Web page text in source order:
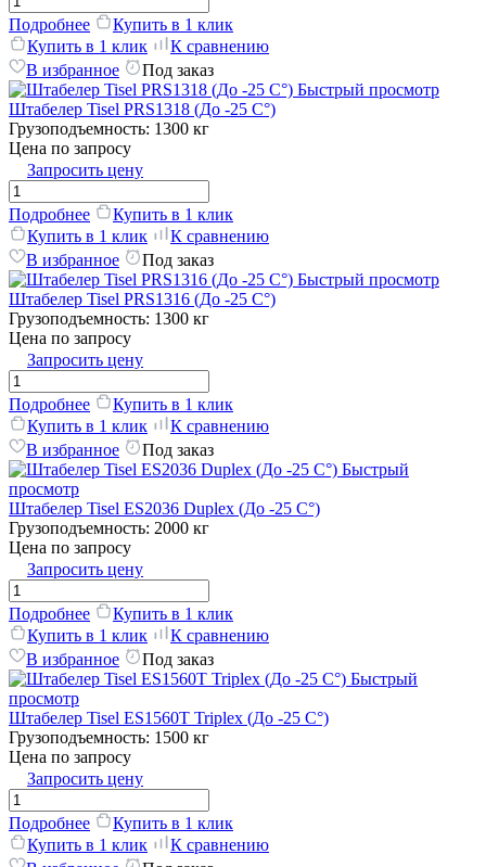
Подробнее
Купить в 1 клик
Купить в 1 клик
К сравнению
В избранное
Под заказ
Быстрый просмотр
Штабелер Tisel PRS1318 (До -25 C°)
Грузоподъемность: 1300 кг
Цена по запросу
Запросить цену
Подробнее
Купить в 1 клик
Купить в 1 клик
К сравнению
В избранное
Под заказ
Быстрый просмотр
Штабелер Tisel PRS1316 (До -25 C°)
Грузоподъемность: 1300 кг
Цена по запросу
Запросить цену
Подробнее
Купить в 1 клик
Купить в 1 клик
К сравнению
В избранное
Под заказ
Быстрый
просмотр
Штабелер Tisel ES2036 Duplex (До -25 C°)
Грузоподъемность: 2000 кг
Цена по запросу
Запросить цену
Подробнее
Купить в 1 клик
Купить в 1 клик
К сравнению
В избранное
Под заказ
Быстрый
просмотр
Штабелер Tisel ES1560T Triplex (До -25 C°)
Грузоподъемность: 1500 кг
Цена по запросу
Запросить цену
Подробнее
Купить в 1 клик
Купить в 1 клик
К сравнению